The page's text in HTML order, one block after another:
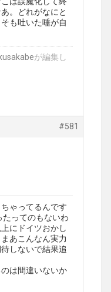
。どれがなにと
も吐いた唾が自
kusakabeが編集し
#581
ゃってるんです
ってのもないわ
にドイツおかし
あこんなん実力
しないで結果追
は間違いないか